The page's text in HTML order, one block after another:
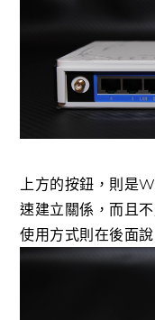
上方的按鈕，則是
速建立關係，而且
使用方式則在後面